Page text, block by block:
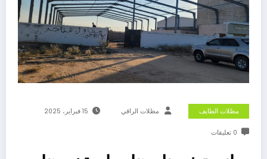
مظلات الطايف مظلات الراقي 15 فبراير، 2025
0 تعليقات